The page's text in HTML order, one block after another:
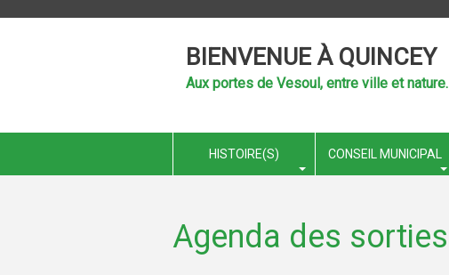
BIENVENUE À QUINCEY
Aux portes de Vesoul, entre ville et nature.
HISTOIRE(S) CONSEIL MUNICIPAL
Agenda des sorties